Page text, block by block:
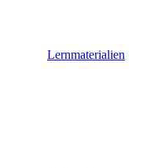
Lernmaterialien